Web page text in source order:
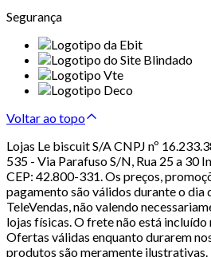
Segurança
Voltar ao topo
Lojas Le biscuit S/A CNPJ nº
535 - Via Parafuso S/N, Rua 25 a 30
CEP: 42.800-331. Os preços,
pagamento são válidos durante o dia
TeleVendas, não valendo
lojas físicas. O frete não está
Ofertas válidas enquanto durarem
produtos são meramente ilustrativas.